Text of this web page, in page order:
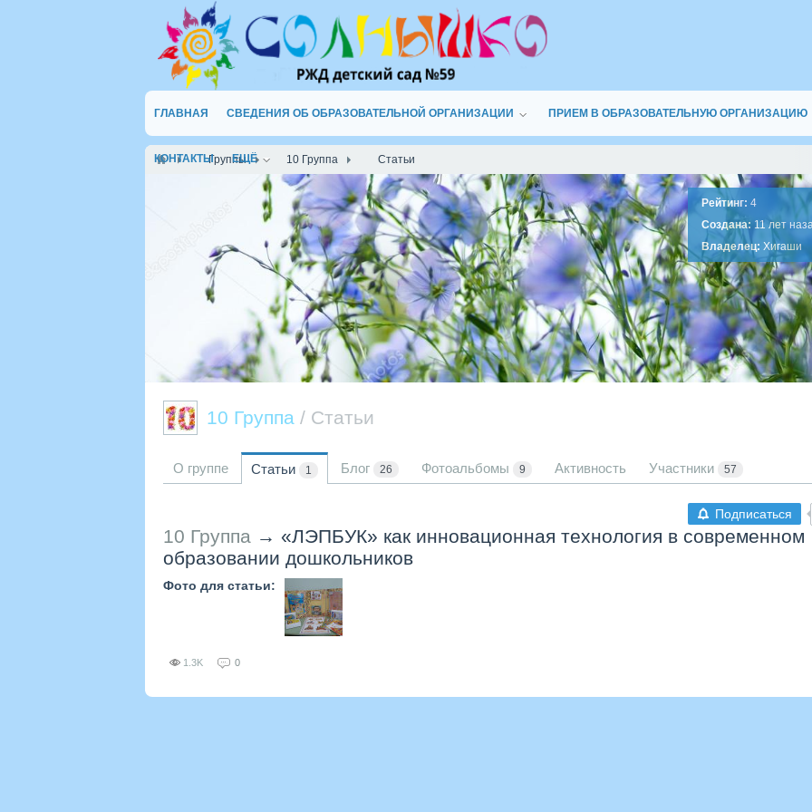
ГЛАВНАЯ СВЕДЕНИЯ ОБ ОБРАЗОВАТЕЛЬНОЙ ОРГАНИЗАЦИИ ПРИЕМ В ОБРАЗОВАТЕЛЬНУЮ ОРГАНИЗАЦИЮ
КОНТАКТЫ ЕЩЁ
Группы 10 Группа Статьи
Рейтинг: 4
Создана: 11 лет
Владелец: Хигаши
10 Группа / Статьи
О группе Статьи 1 Блог 26 Фотоальбомы 9 Активность Участники 57
Подписаться
10 Группа → «ЛЭПБУК» как инновационная технология в современном
образовании дошкольников
Фото для статьи:
1.3K 0